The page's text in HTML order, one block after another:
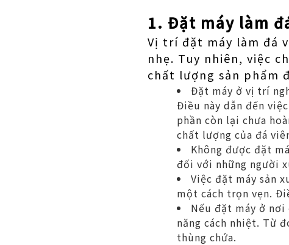
1. Đặt máy làm
Vị trí đặt máy làm đá
nhẹ. Tuy nhiên, việc
chất lượng sản phẩm
Đặt máy ở vị trí
Điều này dẫn đến
phần còn lại chưa
chất lượng của đá
Không được đặt
đối với những người
Việc đặt máy sản
một cách trọn vẹn.
Nếu đặt máy ở
năng cách nhiệt. Từ
thùng chứa.